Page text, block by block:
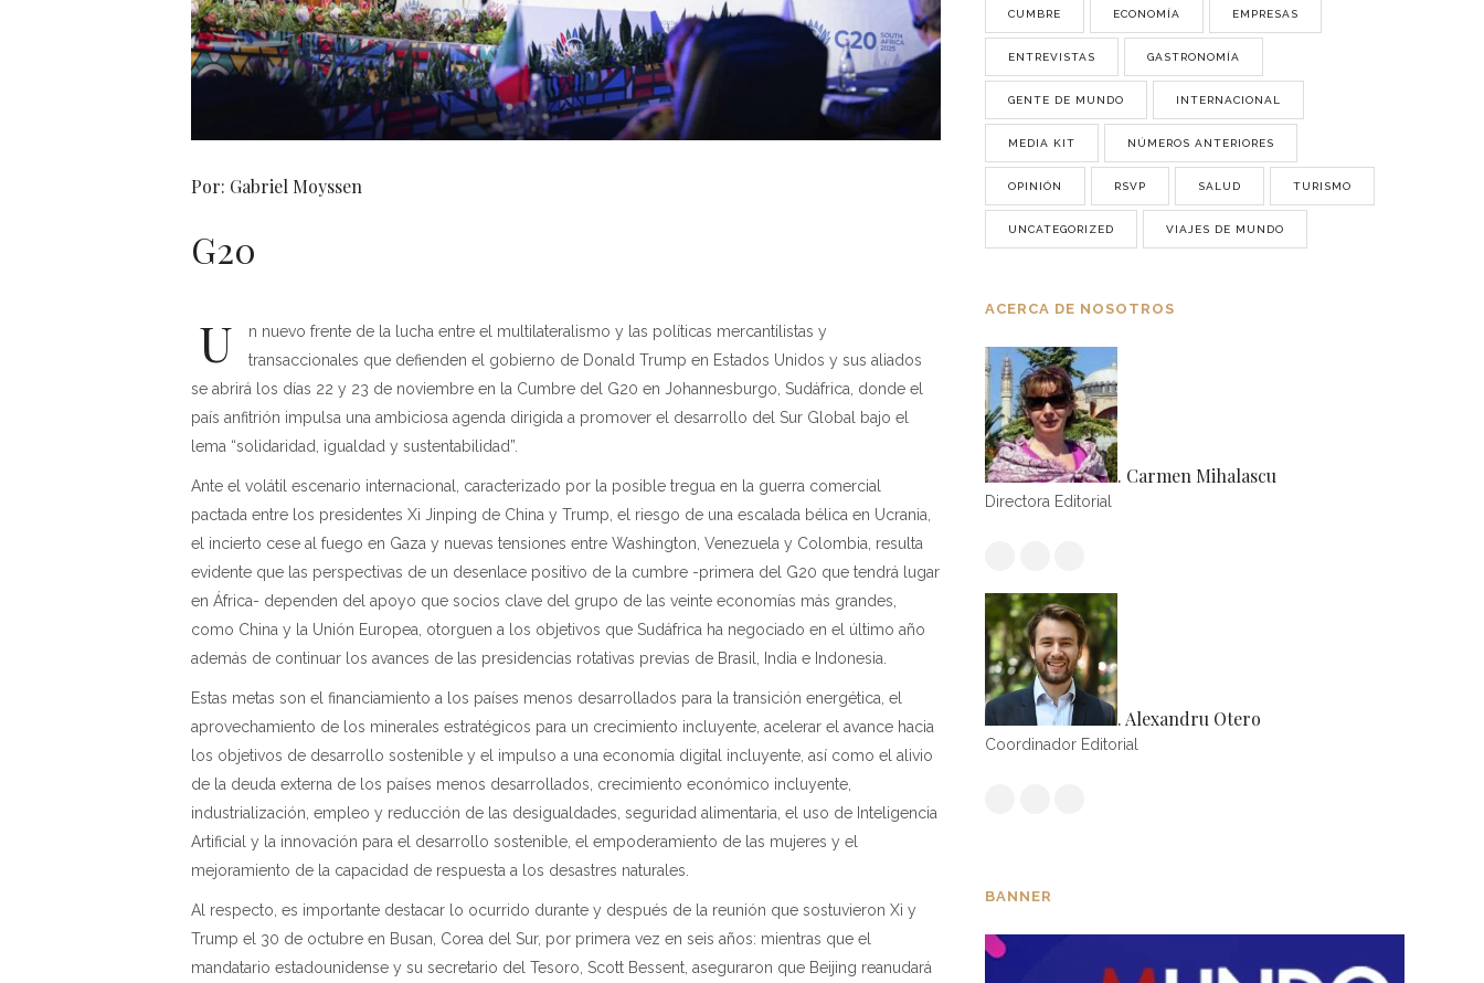
Por: Gabriel Moyssen
G20
U
n nuevo frente de la lucha entre el multilateralismo y las políticas mercantilistas y
transaccionales que defienden el gobierno de Donald Trump en Estados Unidos y sus aliados
se abrirá los días 22 y 23 de noviembre en la Cumbre del G20 en Johannesburgo, Sudáfrica, donde el
país anfitrión impulsa una ambiciosa agenda dirigida a promover el desarrollo del Sur Global bajo el
lema “solidaridad, igualdad y sustentabilidad”.
Ante el volátil escenario internacional, caracterizado por la posible tregua en la guerra comercial
pactada entre los presidentes Xi Jinping de China y Trump, el riesgo de una escalada bélica en Ucrania,
el incierto cese al fuego en Gaza y nuevas tensiones entre Washington, Venezuela y Colombia, resulta
evidente que las perspectivas de un desenlace positivo de la cumbre -primera del G20 que tendrá lugar
en África- dependen del apoyo que socios clave del grupo de las veinte economías más grandes,
como China y la Unión Europea, otorguen a los objetivos que Sudáfrica ha negociado en el último año
además de continuar los avances de las presidencias rotativas previas de Brasil, India e Indonesia.
Estas metas son el financiamiento a los países menos desarrollados para la transición energética, el
aprovechamiento de los minerales estratégicos para un crecimiento incluyente, acelerar el avance hacia
los objetivos de desarrollo sostenible y el impulso a una economía digital incluyente, así como el alivio
de la deuda externa de los países menos desarrollados, crecimiento económico incluyente,
industrialización, empleo y reducción de las desigualdades, seguridad alimentaria, el uso de Inteligencia
Artificial y la innovación para el desarrollo sostenible, el empoderamiento de las mujeres y el
mejoramiento de la capacidad de respuesta a los desastres naturales.
Al respecto, es importante destacar lo ocurrido durante y después de la reunión que sostuvieron Xi y
Trump el 30 de octubre en Busan, Corea del Sur, por primera vez en seis años: mientras que el
mandatario estadounidense y su secretario del Tesoro, Scott Bessent, aseguraron que Beijing reanudará
CUMBRE ECONOMÍA EMPRESAS
ENTREVISTAS GASTRONOMÍA
GENTE DE MUNDO INTERNACIONAL
MEDIA KIT NÚMEROS ANTERIORES
OPINIÓN RSVP SALUD TURISMO
UNCATEGORIZED VIAJES DE MUNDO
ACERCA DE NOSOTROS
. Carmen Mihalascu
Directora Editorial
. Alexandru Otero
Coordinador Editorial
BANNER